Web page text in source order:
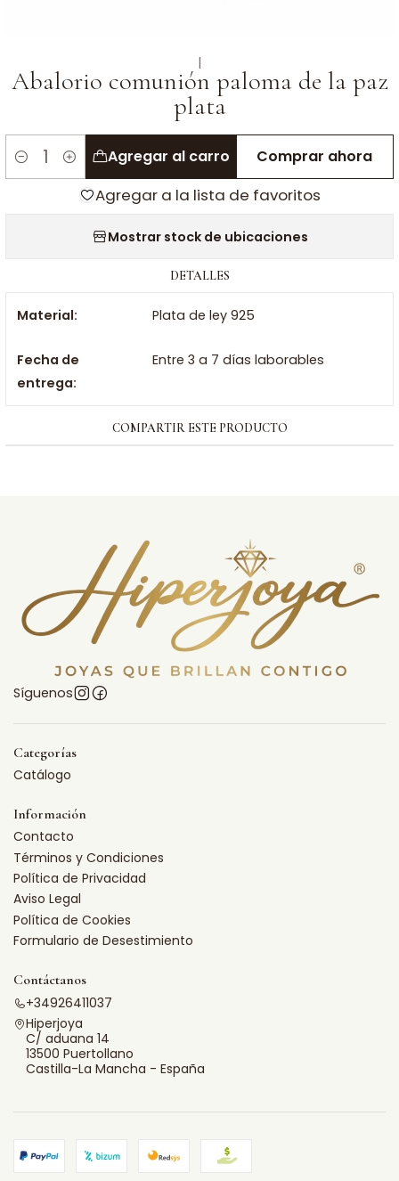
|
Abalorio comunión paloma de la paz
plata
Cantidad
Agregar al carro Comprar ahora
Agregar a la lista de favoritos
Mostrar stock de ubicaciones
DETALLES
Material: Plata de ley 925
Fecha de
entrega:
Entre 3 a 7 días laborables
COMPARTIR ESTE PRODUCTO
Síguenos
Categorías
Catálogo
Información
Contacto
Términos y Condiciones
Política de Privacidad
Aviso Legal
Política de Cookies
Formulario de Desestimiento
Contáctanos
+34926411037
Hiperjoya
C/ aduana 14
13500 Puertollano
Castilla-La Mancha - España